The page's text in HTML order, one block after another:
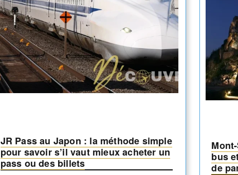
JR Pass au Japon : la méthode simple
pour savoir s’il vaut mieux acheter un
pass ou des billets
bus
de